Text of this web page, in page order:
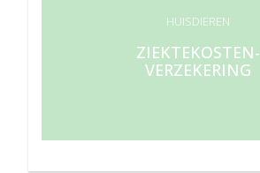
HUISDIEREN
ZIEKTEKOSTEN-
VERZEKERING